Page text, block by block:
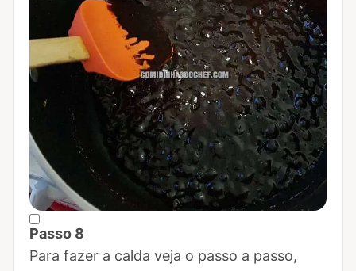
Passo 8
Marcar Passo 8 como concluído
Para fazer a calda veja o passo a passo,